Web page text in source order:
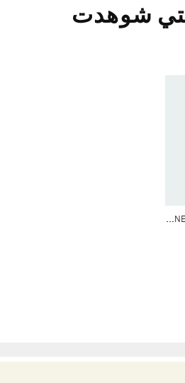
شوهدت
ج
اكيت MERCEDES - AMG PETRONAS FORMULA ONE TEAM DNA PUFFER